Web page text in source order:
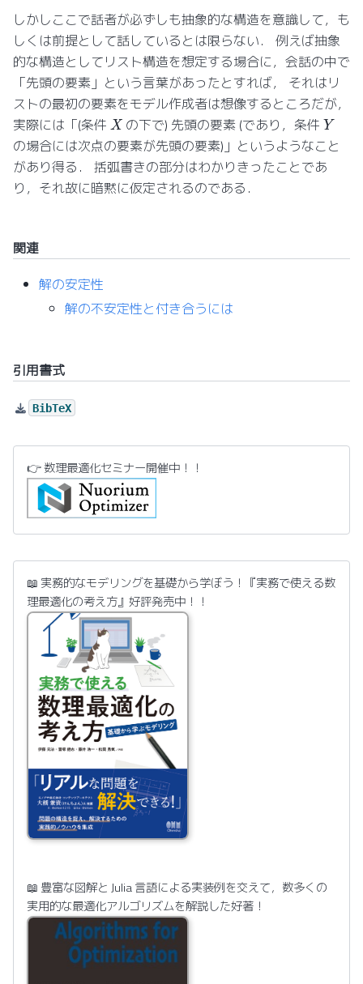
👉 数理最適化セミナー開催中！！
📖 実務的なモデリングを基礎から学ぼう！『実務で使える数
理最適化の考え方』好評発売中！！
📖 豊富な図解と Julia 言語による実装例を交えて，数多くの
実用的な最適化アルゴリズムを解説した好著！
しかしここで話者が必ずしも抽象的な構造を意識して，も
しくは前提として話しているとは限らない． 例えば抽象
的な構造としてリスト構造を想定する場合に，会話の中で
「先頭の要素」という言葉があったとすれば， それはリ
ストの最初の要素をモデル作成者は想像するところだが，
実際には「(条件 X の下で) 先頭の要素 (であり，条件Y
の場合には次点の要素が先頭の要素)」というようなこと
があり得る． 括弧書きの部分はわかりきったことであ
り，それ故に暗黙に仮定されるのである．
関連
解の安定性
解の不安定性と付き合うには
引用書式
BibTeX